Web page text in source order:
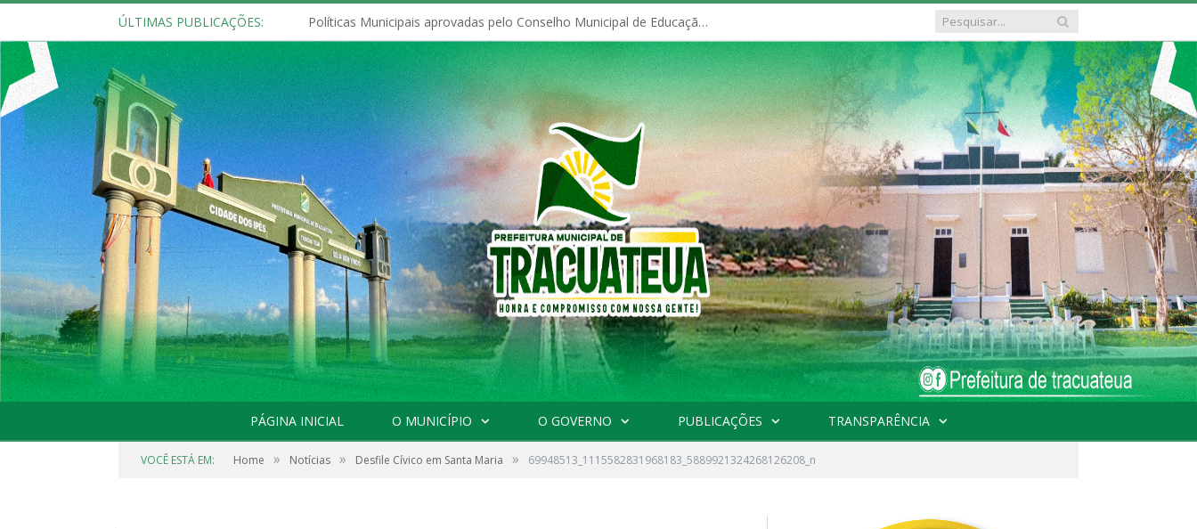
ÚLTIMAS PUBLICAÇÕES: Políticas Municipais aprovadas pelo Conselho Municipal de Educação (CME)
PÁGINA INICIAL O MUNICÍPIO O GOVERNO PUBLICAÇÕES TRANSPARÊNCIA
VOCÊ ESTÁ EM: Home » Notícias » Desfile Cívico em Santa Maria » 69948513_1115582831968183_5889921324268126208_n